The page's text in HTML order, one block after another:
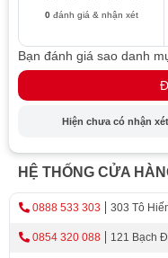
Theo mức độ
Hệ thống làm
Các phụ kiện
Kích thước và
Vật liệu và chất
Thiết kế và
Điều kiện bảo
0đánh giá & nhận xét
Bạn đánh giá sao danh
Hiện chưa có nhận
HỆ THỐNG CỬA
0888 533 303 303 Tô
0854 320 088 121 Bạch